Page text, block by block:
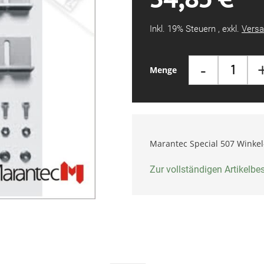
Menge -
Inkl. 19% Steuern , exkl.
Marantec Special 507
Zur vollständigen